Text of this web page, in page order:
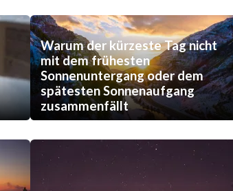
Warum der kürzeste Tag nicht
mit dem frühesten
Sonnenuntergang oder dem
spätesten Sonnenaufgang
zusammenfällt